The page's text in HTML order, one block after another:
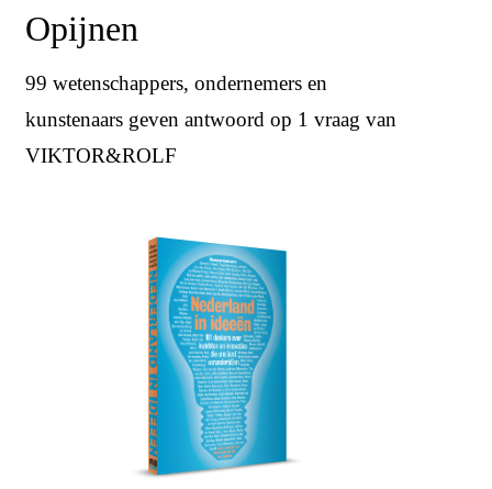
Opijnen
99 wetenschappers, ondernemers en
kunstenaars geven antwoord op 1 vraag van
VIKTOR&ROLF